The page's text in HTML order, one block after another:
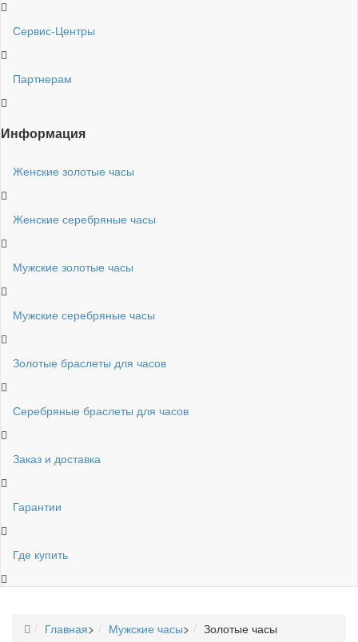
Сервис-Центры
Партнерам
Информация
Женские золотые часы
Женские серебряные часы
Мужские золотые часы
Мужские серебряные часы
Золотые браслеты для часов
Серебряные браслеты для часов
Заказ и доставка
Гарантии
Где купить
Главная> Мужские часы> Золотые часы